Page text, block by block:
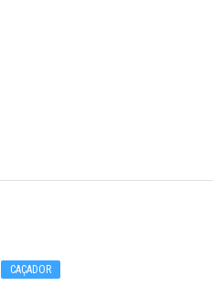
CAÇADOR